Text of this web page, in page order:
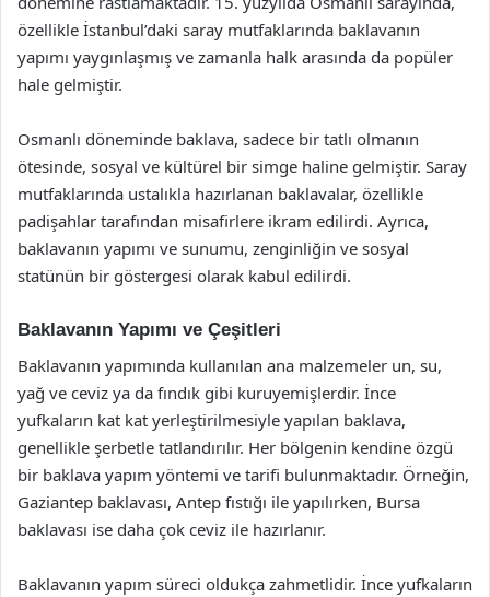
özellikle İstanbul’daki saray mutfaklarında baklavanın
yapımı yaygınlaşmış ve zamanla halk arasında da popüler
hale gelmiştir.
Osmanlı döneminde baklava, sadece bir tatlı olmanın
ötesinde, sosyal ve kültürel bir simge haline gelmiştir. Saray
mutfaklarında ustalıkla hazırlanan baklavalar, özellikle
padişahlar tarafından misafirlere ikram edilirdi. Ayrıca,
baklavanın yapımı ve sunumu, zenginliğin ve sosyal
statünün bir göstergesi olarak kabul edilirdi.
Baklavanın Yapımı ve Çeşitleri
Baklavanın yapımında kullanılan ana malzemeler un, su,
yağ ve ceviz ya da fındık gibi kuruyemişlerdir. İnce
yufkaların kat kat yerleştirilmesiyle yapılan baklava,
genellikle şerbetle tatlandırılır. Her bölgenin kendine özgü
bir baklava yapım yöntemi ve tarifi bulunmaktadır. Örneğin,
Gaziantep baklavası, Antep fıstığı ile yapılırken, Bursa
baklavası ise daha çok ceviz ile hazırlanır.
Baklavanın yapım süreci oldukça zahmetlidir. İnce yufkaların